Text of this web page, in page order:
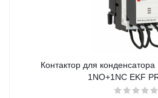
Контактор для
1NО+1NC EKF